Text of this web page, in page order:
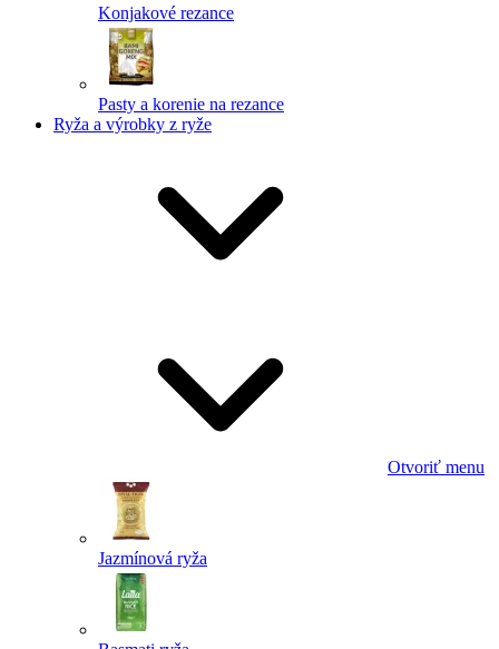
Konjakové rezance
Pasty a korenie na rezance
Ryža a výrobky z ryže
Otvoriť menu
Jazmínová ryža